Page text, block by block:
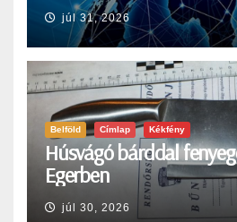
júl 31, 2026
Belföld Címlap Kékfény
Húsvágó bárddal
Egerben
júl 30, 2026